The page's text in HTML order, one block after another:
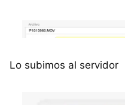
Lo subimos al servidor